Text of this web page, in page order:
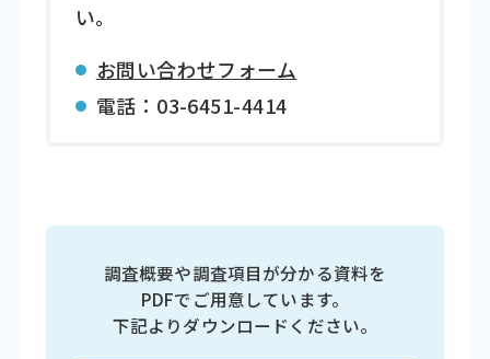
い。
お問い合わせフォーム
電話：03-6451-4414
調査概要や調査項目が分かる資料を
PDFでご用意しています。
下記よりダウンロードください。